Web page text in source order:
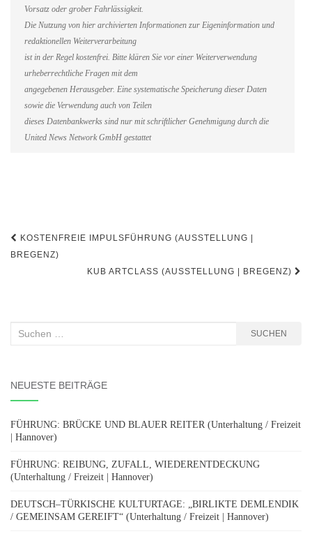
Vorsatz oder grober Fahrlässigkeit.
Die Nutzung von hier archivierten Informationen zur Eigeninformation und
redaktionellen Weiterverarbeitung
ist in der Regel kostenfrei. Bitte klären Sie vor einer Weiterverwendung
urheberrechtliche Fragen mit dem
angegebenen Herausgeber. Eine systematische Speicherung dieser Daten
sowie die Verwendung auch von Teilen
dieses Datenbankwerks sind nur mit schriftlicher Genehmigung durch die
United News Network GmbH gestattet
Beitragsnavigation
KOSTENFREIE IMPULSFÜHRUNG (AUSSTELLUNG |
BREGENZ)
KUB ARTCLASS (AUSSTELLUNG | BREGENZ)
Suchen
SUCHEN
NEUESTE BEITRÄGE
FÜHRUNG: BRÜCKE UND BLAUER REITER (Unterhaltung / Freizeit
| Hannover)
FÜHRUNG: REIBUNG, ZUFALL, WIEDERENTDECKUNG
(Unterhaltung / Freizeit | Hannover)
DEUTSCH–TÜRKISCHE KULTURTAGE: „BIRLIKTE DEMLENDIK
/ GEMEINSAM GEREIFT“ (Unterhaltung / Freizeit | Hannover)